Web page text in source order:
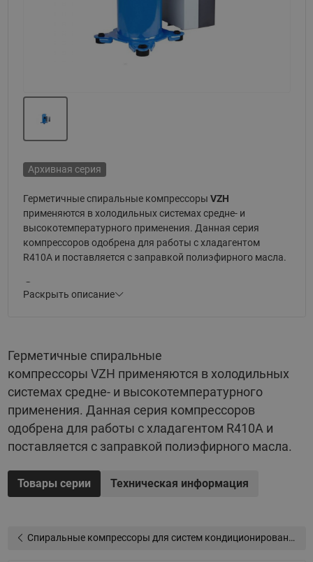
Архивная серия
Герметичные спиральные компрессоры VZH
применяются в холодильных системах средне- и
высокотемпературного применения. Данная серия
компрессоров одобрена для работы с хладагентом
R410A и поставляется с заправкой полиэфирного масла.
Основные параметры:
Широкий диапазон частоты вращения
различных применений
Повышенная эффективность и надежность за счёт
интегрирования IDV технологии (промежуточные
нагнетательные клапаны)
всасываемым газом
Раскрыть описание
Герметичные спиральные
компрессоры VZH применяются в холодильных
системах средне- и высокотемпературного
применения. Данная серия компрессоров
одобрена для работы с хладагентом R410A и
поставляется с заправкой полиэфирного масла.
Товары серии Техническая информация
Спиральные компрессоры для систем кондиционирования воздуха и тепловых насосов